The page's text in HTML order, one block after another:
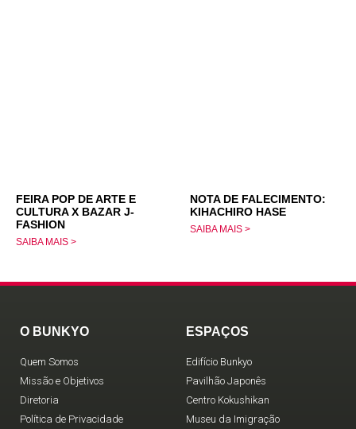
FEIRA POP DE ARTE E
CULTURA X BAZAR J-
FASHION
SAIBA MAIS >
NOTA DE FALECIMENTO:
KIHACHIRO HASE
SAIBA MAIS >
O BUNKYO
Quem Somos
Missão e Objetivos
Diretoria
Política de Privacidade
ESPAÇOS
Edifício Bunkyo
Pavilhão Japonês
Centro Kokushikan
Museu da Imigração